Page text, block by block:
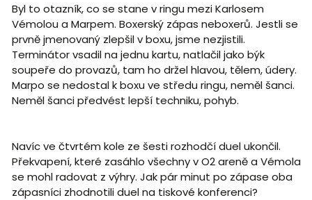
Byl to otazník, co se stane v ringu mezi Karlosem
Vémolou a Marpem. Boxerský zápas neboxerů. Jestli se
prvně jmenovaný zlepšil v boxu, jsme nezjistili.
Terminátor vsadil na jednu kartu, natlačil jako býk
soupeře do provazů, tam ho držel hlavou, tělem, údery.
Marpo se nedostal k boxu ve středu ringu, neměl šanci.
Neměl šanci předvést lepší techniku, pohyb.
Navíc ve čtvrtém kole ze šesti rozhodčí duel ukončil.
Překvapení, které zasáhlo všechny v O2 areně a Vémola
se mohl radovat z výhry. Jak pár minut po zápase oba
zápasníci zhodnotili duel na tiskové konferenci?